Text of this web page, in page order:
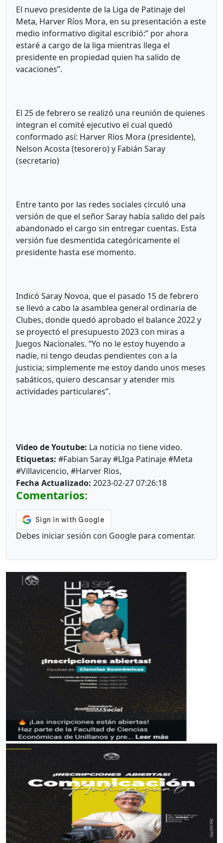
El nuevo presidente de la Liga de Patinaje del
Meta, Harver Ríos Mora, en su presentación a este
medio informativo digital escribió:” por ahora
estaré a cargo de la liga mientras llega el
presidente en propiedad quien ha salido de
vacaciones”.
El 25 de febrero se realizó una reunión de quienes
integran el comité ejecutivo el cual quedó
conformado así: Harver Ríos Mora (presidente),
Nelson Acosta (tesorero) y Fabián Saray
(secretario)
Entre tanto por las redes sociales circuló una
versión de que el señor Saray había salido del país
abandonado el cargo sin entregar cuentas. Esta
versión fue desmentida categóricamente el
presidente hasta ese momento.
Indicó Saray Novoa, que el pasado 15 de febrero
se llevó a cabo la asamblea general ordinaria de
Clubes, donde quedó aprobado el balance 2022 y
se proyectó el presupuesto 2023 con miras a
Juegos Nacionales. “Yo no le estoy huyendo a
nadie, ni tengo deudas pendientes con a la
justicia; simplemente me estoy dando unos meses
sabáticos, quiero descansar y atender mis
actividades particulares”.
Video de Youtube: La noticia no tiene video.
Etiquetas: #Fabian Saray #LIga Patinaje #Meta
#Villavicencio, #Harver Rios,
Fecha Actualizado: 2023-02-27 07:26:18
Comentarios:
Debes iniciar sesión con Google para comentar.